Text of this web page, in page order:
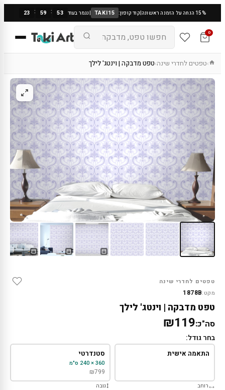
15% הנחה על הזמנה ראשונה |קוד קופון: TAKI15
|נגמר בעוד 23 : 59 : 52
0
›טפטים לחדרי שינה›טפט מדבקה | וינטג' לילך
טפטים לחדרי שינה
מקט:1878B
טפט מדבקה | וינטג' לילך
סה"כ:₪119
בחר גודל:
התאמה אישית סטנדרטי
360 × 240 ס"מ
₪799
רוחב גובה